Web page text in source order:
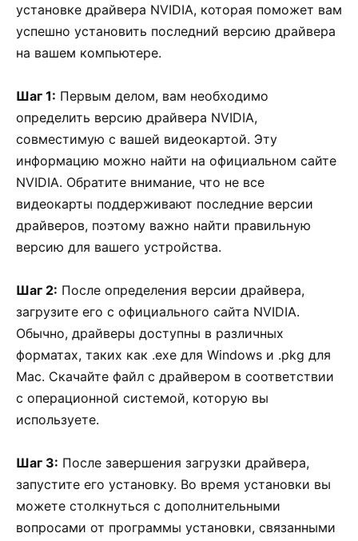
установке драйвера NVIDIA, которая поможет вам
успешно установить последний версию драйвера
на вашем компьютере.
Шаг 1: Первым делом, вам необходимо
определить версию драйвера NVIDIA,
совместимую с вашей видеокартой. Эту
информацию можно найти на официальном сайте
NVIDIA. Обратите внимание, что не все
видеокарты поддерживают последние версии
драйверов, поэтому важно найти правильную
версию для вашего устройства.
Шаг 2: После определения версии драйвера,
загрузите его с официального сайта NVIDIA.
Обычно, драйверы доступны в различных
форматах, таких как .exe для Windows и .pkg для
Mac. Скачайте файл с драйвером в соответствии
с операционной системой, которую вы
используете.
Шаг 3: После завершения загрузки драйвера,
запустите его установку. Во время установки вы
можете столкнуться с дополнительными
вопросами от программы установки, связанными